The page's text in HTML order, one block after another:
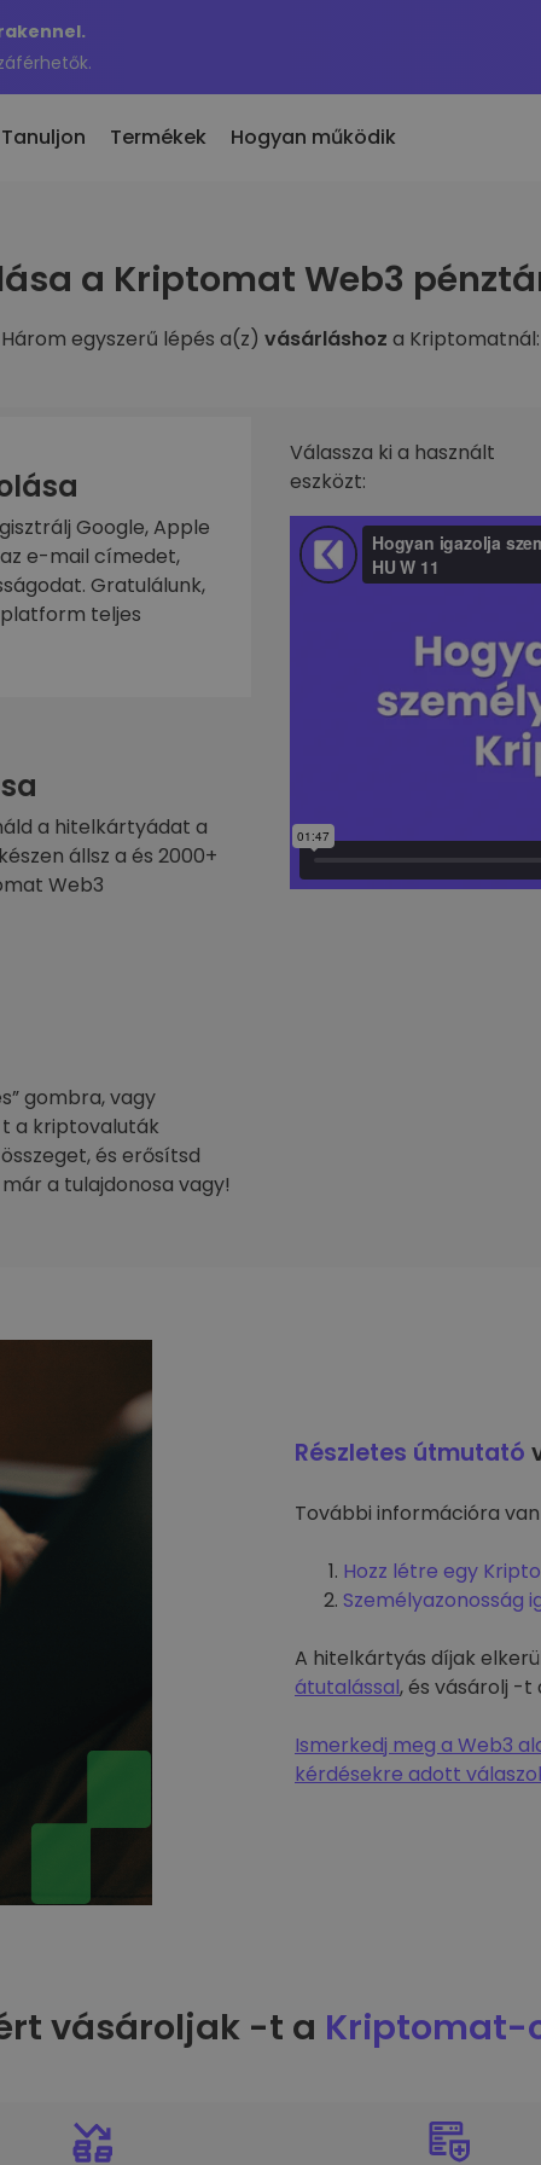
hozzáadott
hozzáadott tokenek a
akkor, ha 100 €
Tanuljon Termékek
kriptovaluta
egyszerű
KriptoEarn
Kapj jutalmakat a kriptod után
Trezor
befektetések (DCA)
Hogyan működik
a Kriptomat Web3
Három egyszerű lépés a(z) vásárláshoz a Kriptomatnál:
Google, Apple
e-mail címedet,
Gratulálunk,
teljes
a hitelkártyádat a
állsz a és 2000+
Web3
gombra, vagy
t a kriptovaluták
és erősítsd
a tulajdonosa vagy!
Válassza ki a használt
eszközt:
Részletes útmutató
További információra
Hozz létre egy
Személyazonosság
A hitelkártyás díjak
átutalással, és vásárolj -t
Ismerkedj meg a Web3
kérdésekre adott
vásároljak -t a Kriptomat-